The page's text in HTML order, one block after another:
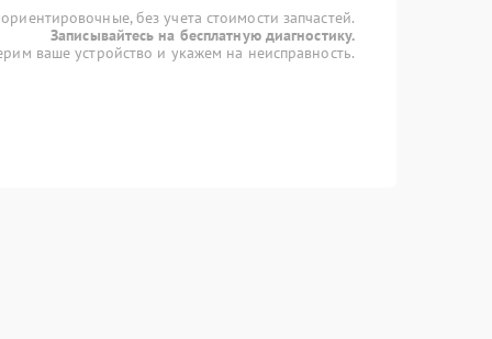
без учета стоимости запчастей.
Записывайтесь на бесплатную диагностику.
ваше устройство и укажем на неисправность.